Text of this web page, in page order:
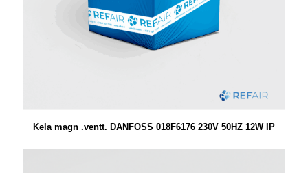
Kela magn .ventt. DANFOSS 018F6176 230V 50HZ 12W IP